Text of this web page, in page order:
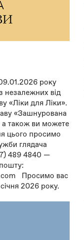
року
незалежних від
«Ліки для Ліки».
«Зашнурована
а також ви можете
цього просимо
глядача
489 4840 —
Просимо вас
2026 року.